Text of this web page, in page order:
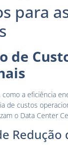
para
de
a eficiência
de custos
o Data Center
Redução